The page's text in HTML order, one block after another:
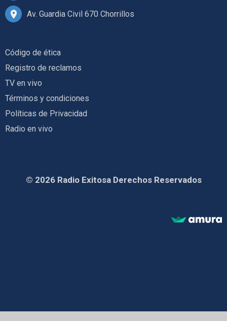
Av. Guardia Civil 670 Chorrillos
Código de ética
Registro de reclamos
TV en vivo
Términos y condiciones
Políticas de Privacidad
Radio en vivo
© 2026 Radio Exitosa Derechos Reservados